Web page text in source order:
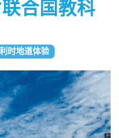
合国教科
时地道体验